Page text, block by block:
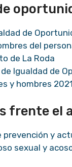
de
del
de La Roda
de Igualdad de
y hombres
frente el
prevención y
sexual y